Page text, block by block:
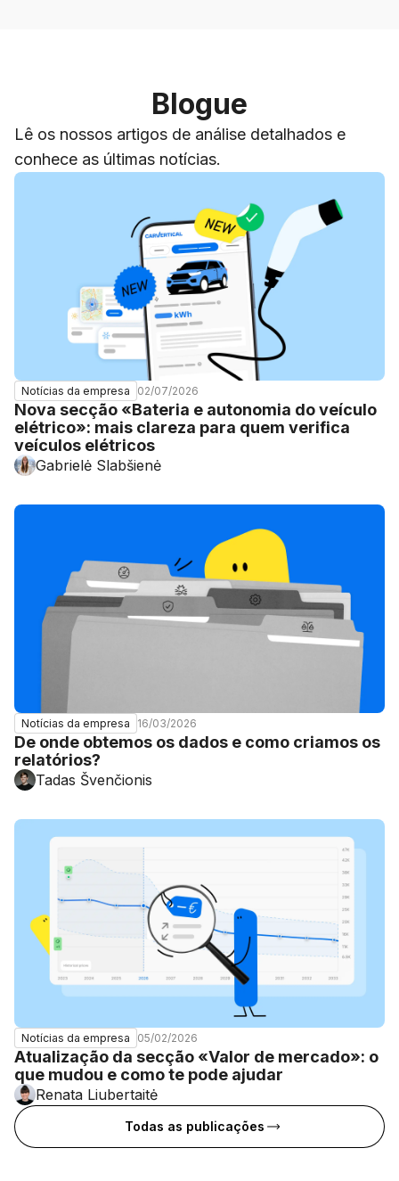
Blogue
Lê os nossos artigos de análise detalhados e
conhece as últimas notícias.
Notícias da empresa 02/07/2026
Nova secção «Bateria e autonomia do veículo
elétrico»: mais clareza para quem verifica
veículos elétricos
Gabrielė Slabšienė
Notícias da empresa 16/03/2026
De onde obtemos os dados e como criamos os
relatórios?
Tadas Švenčionis
Notícias da empresa 05/02/2026
Atualização da secção «Valor de mercado»: o
que mudou e como te pode ajudar
Renata Liubertaitė
Todas as publicações